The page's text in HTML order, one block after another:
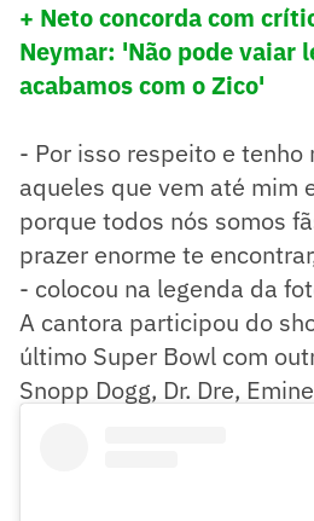
+ Neto concorda com
Neymar: 'Não pode vaiar
acabamos com o Zico'
- Por isso respeito e
aqueles que vem até mim
porque todos nós somos
prazer enorme te
- colocou na legenda da
A cantora participou do
último Super Bowl com
Snopp Dogg, Dr. Dre,